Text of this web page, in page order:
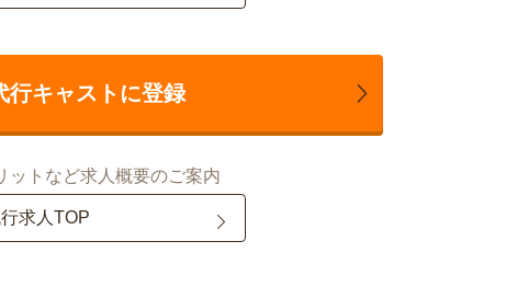
行キャストに登録
ットなど求人概要のご案内
求人TOP